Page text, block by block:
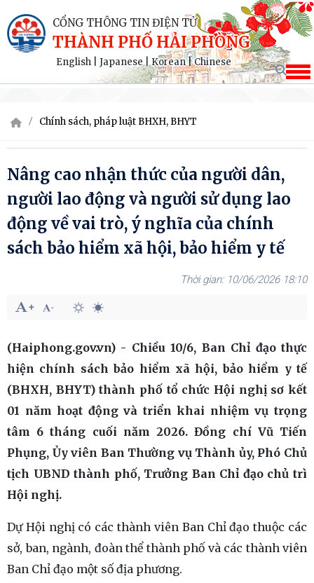
CỔNG THÔNG TIN ĐIỆN TỬ
THÀNH PHỐ HẢI PHÒNG
English Japanese|Korean|Chinese
Chính sách, pháp luật BHXH, BHYT
Nâng cao nhận thức của người dân,
người lao động và người sử dụng lao
động về vai trò, ý nghĩa của chính
sách bảo hiểm xã hội, bảo hiểm y tế
10/06/2026 18:10
(Haiphong.gov.vn) - Chiều 10/6, Ban Chỉ đạo thực
hiện chính sách bảo hiểm xã hội, bảo hiểm y tế
(BHXH, BHYT) thành phố tổ chức Hội nghị sơ kết
01 năm hoạt động và triển khai nhiệm vụ trọng
tâm 6 tháng cuối năm 2026. Đồng chí Vũ Tiến
Phụng, Ủy viên Ban Thường vụ Thành ủy, Phó Chủ
tịch UBND thành phố, Trưởng Ban Chỉ đạo chủ trì
Hội nghị.
Dự Hội nghị có các thành viên Ban Chỉ đạo thuộc các
sở, ban, ngành, đoàn thể thành phố và các thành viên
Ban Chỉ đạo một số địa phương.